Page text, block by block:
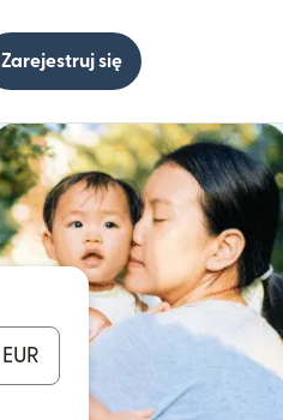
Zarejestruj się
EUR